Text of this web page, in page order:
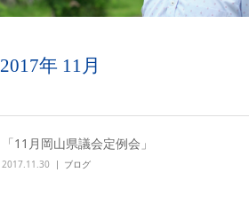
2017年 11月
「11月岡山県議会定例会」
2017.11.30 ブログ